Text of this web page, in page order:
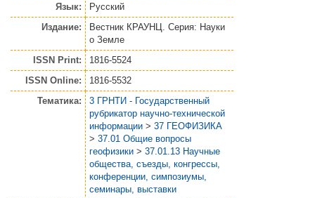
Язык:
Русский
Издание:
Вестник КРАУНЦ. Серия: Науки
о Земле
ISSN Print:
1816-5524
ISSN Online:
1816-5532
Тематика:
3 ГРНТИ - Государственный
рубрикатор научно-технической
информации > 37 ГЕОФИЗИКА
> 37.01 Общие вопросы
геофизики > 37.01.13 Научные
общества, съезды, конгрессы,
конференции, симпозиумы,
семинары, выставки